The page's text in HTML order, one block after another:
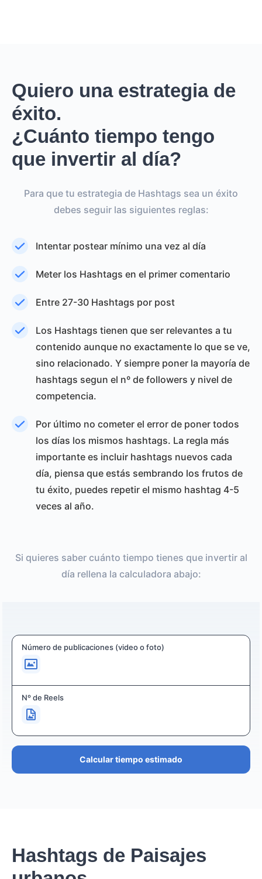
Quiero una estrategia de
éxito.
¿Cuánto tiempo tengo
que invertir al día?
Para que tu estrategia de Hashtags sea un éxito
debes seguir las siguientes reglas:
Intentar postear mínimo una vez al día
Meter los Hashtags en el primer comentario
Entre 27-30 Hashtags por post
Los Hashtags tienen que ser relevantes a tu
contenido aunque no exactamente lo que se ve,
sino relacionado. Y siempre poner la mayoría de
hashtags segun el nº de followers y nivel de
competencia.
Por último no cometer el error de poner todos
los días los mismos hashtags. La regla más
importante es incluir hashtags nuevos cada
día, piensa que estás sembrando los frutos de
tu éxito, puedes repetir el mismo hashtag 4-5
veces al año.
Si quieres saber cuánto tiempo tienes que invertir al
día rellena la calculadora abajo:
Número de publicaciones (video o foto)
Nº de Reels
Calcular tiempo estimado
Hashtags de Paisajes